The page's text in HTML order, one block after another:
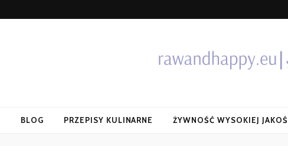
BLOG PRZEPISY KULINARNE ŻYWNOŚĆ WYSOKIEJ